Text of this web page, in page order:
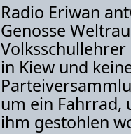
Radio Eriwan
Genosse
in Kiew und
um ein Fahrrad,
ihm gestohlen